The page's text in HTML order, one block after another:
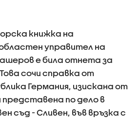
книжка на
управител на
е била отнета за
сочи справка от
Германия, изискана от
по дело в
съд - Сливен, във връзка с